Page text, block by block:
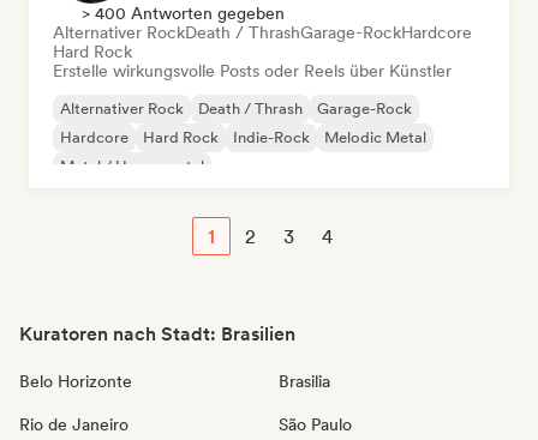
> 400 Antworten gegeben
Alternativer RockDeath / ThrashGarage-RockHardcore
Hard Rock
Erstelle wirkungsvolle Posts oder Reels über Künstler
Alternativer Rock Death / Thrash
Garage-Rock
Hardcore
Hard Rock Indie-Rock
Melodic Metal
Metal / Heavy metal
1 2 3 4
Kuratoren nach Stadt: Brasilien
Belo Horizonte Brasilia
Rio de Janeiro São Paulo